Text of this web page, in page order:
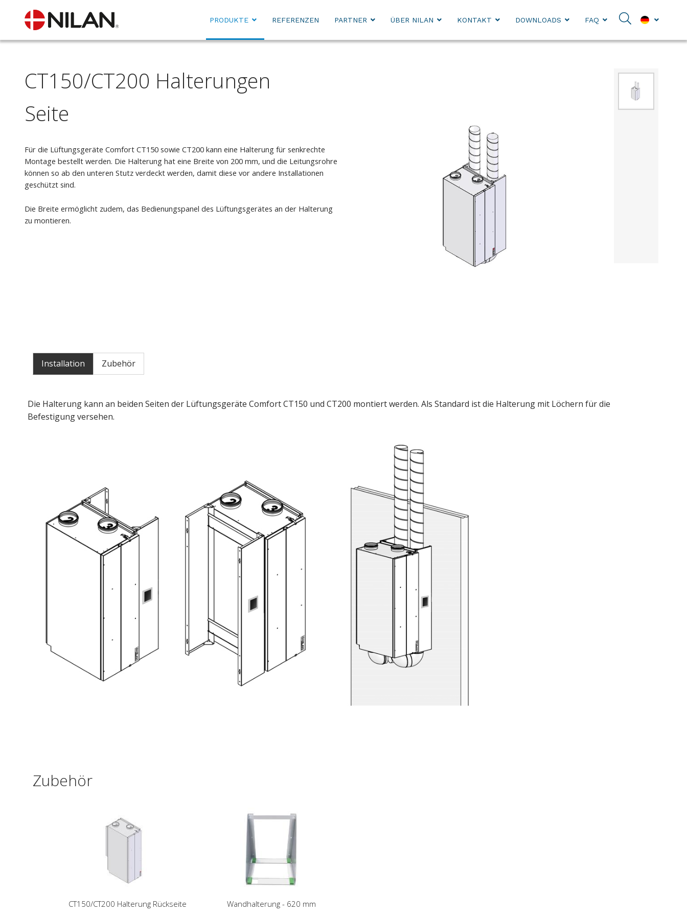
PRODUKTE REFERENZEN PARTNER ÜBER NILAN KONTAKT DOWNLOADS FAQ
CT150/CT200 Halterungen
Seite
Für die Lüftungsgeräte Comfort CT150 sowie CT200 kann eine Halterung für senkrechte
Montage bestellt werden. Die Halterung hat eine Breite von 200 mm, und die Leitungsrohre
können so ab den unteren Stutz verdeckt werden, damit diese vor andere Installationen
geschützt sind.
Die Breite ermöglicht zudem, das Bedienungspanel des Lüftungsgerätes an der Halterung
zu montieren.
Installation Zubehör
Die Halterung kann an beiden Seiten der Lüftungsgeräte Comfort CT150 und CT200 montiert werden. Als Standard ist die Halterung mit Löchern für die
Befestigung versehen.
Zubehör
CT150/CT200 Halterung Rückseite Wandhalterung - 620 mm